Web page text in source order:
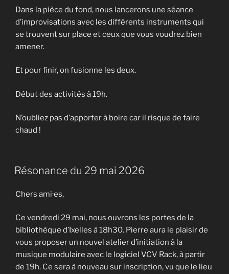
Dans la pièce du fond, nous lancerons une séance
d’improvisations avec les différents instruments qui
se trouvent sur place et ceux que vous voudrez bien
amener.
Et pour finir, on fusionne les deux.
Début des activités à 19h.
N’oubliez pas d’apporter à boire car il risque de faire
chaud !
Résonance du 29 mai 2026
Chers ami·es,
Ce vendredi 29 mai, nous ouvrons les portes de la
bibliothèque d’Ixelles à 18h30. Pierre aura le plaisir de
vous proposer un nouvel atelier d’initiation à la
musique modulaire avec le logiciel VCV Rack, à partir
de 19h. Ce sera à nouveau sur inscription, vu que le lieu